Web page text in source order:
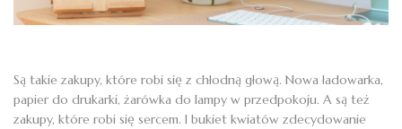
Są takie zakupy, które robi się z chłodną głową. Nowa ładowarka,
papier do drukarki, żarówka do lampy w przedpokoju. A są też
zakupy, które robi się sercem. I bukiet kwiatów zdecydowanie